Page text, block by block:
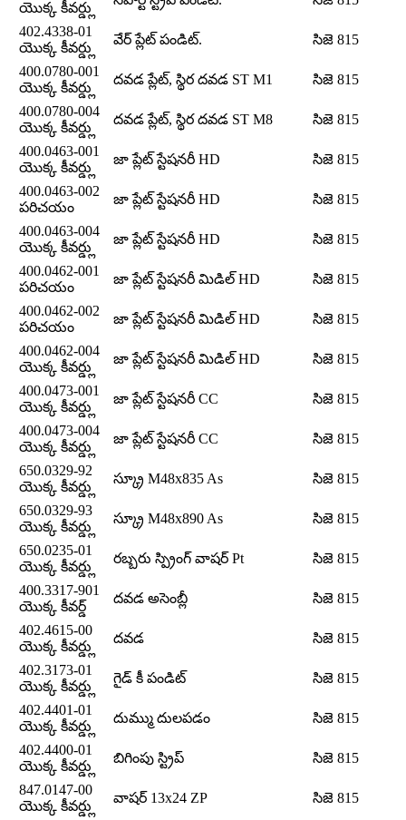
యొక్క కీవర్డ్లు
402.4338-01
యొక్క కీవర్డ్లు
వేర్ ప్లేట్ పండిట్. సిజె 815
400.0780-001
యొక్క కీవర్డ్లు
దవడ ప్లేట్, స్థిర దవడ ST M1 సిజె 815
400.0780-004
యొక్క కీవర్డ్లు
దవడ ప్లేట్, స్థిర దవడ ST M8 సిజె 815
400.0463-001
యొక్క కీవర్డ్లు
జా ప్లేట్ స్టేషనరీ HD సిజె 815
400.0463-002
పరిచయం
జా ప్లేట్ స్టేషనరీ HD సిజె 815
400.0463-004
యొక్క కీవర్డ్లు
జా ప్లేట్ స్టేషనరీ HD సిజె 815
400.0462-001
పరిచయం
జా ప్లేట్ స్టేషనరీ మిడిల్ HD సిజె 815
400.0462-002
పరిచయం
జా ప్లేట్ స్టేషనరీ మిడిల్ HD సిజె 815
400.0462-004
యొక్క కీవర్డ్లు
జా ప్లేట్ స్టేషనరీ మిడిల్ HD సిజె 815
400.0473-001
యొక్క కీవర్డ్లు
జా ప్లేట్ స్టేషనరీ CC సిజె 815
400.0473-004
యొక్క కీవర్డ్లు
జా ప్లేట్ స్టేషనరీ CC సిజె 815
650.0329-92
యొక్క కీవర్డ్లు
స్క్రూ M48x835 As సిజె 815
650.0329-93
యొక్క కీవర్డ్లు
స్క్రూ M48x890 As సిజె 815
650.0235-01
యొక్క కీవర్డ్లు
రబ్బరు స్ప్రింగ్ వాషర్ Pt సిజె 815
400.3317-901
యొక్క కీవర్డ్
దవడ అసెంబ్లీ సిజె 815
402.4615-00
యొక్క కీవర్డ్లు
దవడ సిజె 815
402.3173-01
యొక్క కీవర్డ్లు
గైడ్ కీ పండిట్ సిజె 815
402.4401-01
యొక్క కీవర్డ్లు
దుమ్ము దులపడం సిజె 815
402.4400-01
యొక్క కీవర్డ్లు
బిగింపు స్ట్రిప్ సిజె 815
847.0147-00
యొక్క కీవర్డ్లు
వాషర్ 13x24 ZP సిజె 815